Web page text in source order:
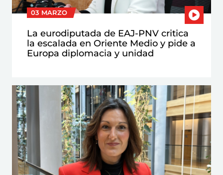
03 MARZO
La eurodiputada de EAJ-PNV critica
la escalada en Oriente Medio y pide a
Europa diplomacia y unidad